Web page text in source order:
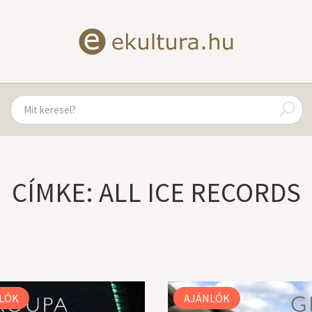
CÍMKE: ALL ICE RECORDS
AJÁNLÓK